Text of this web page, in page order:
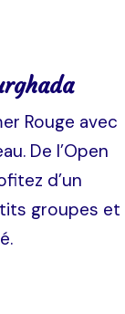
Rouge avec
De l’Open
d’un
groupes et